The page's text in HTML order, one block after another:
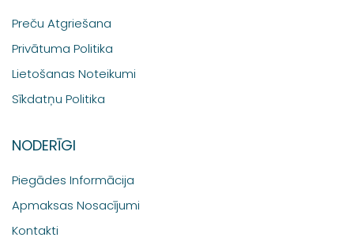
Preču Atgriešana
Privātuma Politika
Lietošanas Noteikumi
Sīkdatņu Politika
NODERĪGI
Piegādes Informācija
Apmaksas Nosacījumi
Kontakti